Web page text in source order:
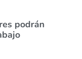
podrán